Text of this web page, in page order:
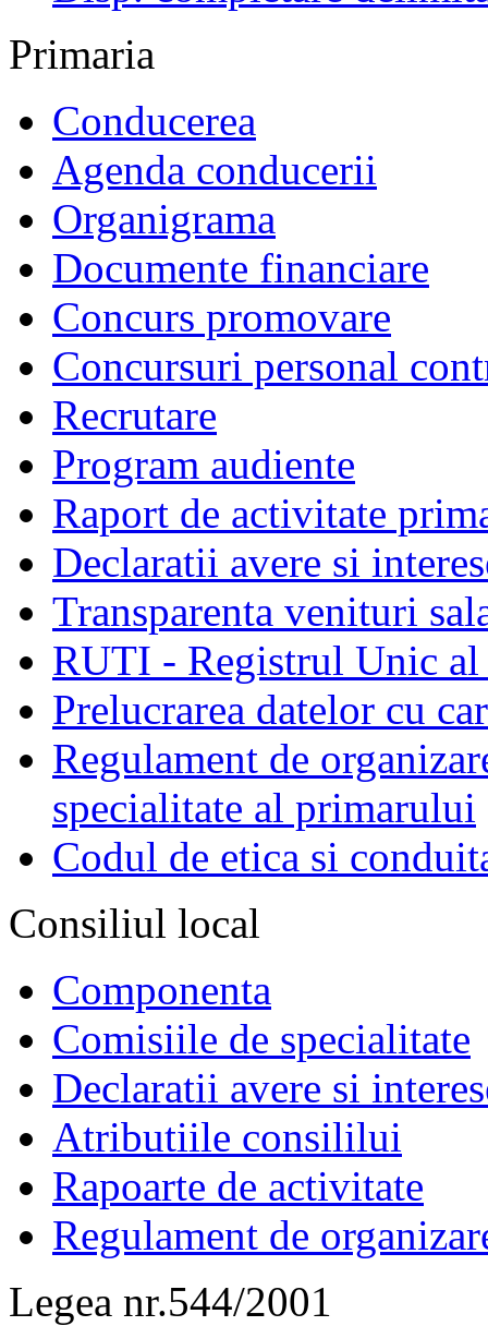
Primaria
Conducerea
Agenda conducerii
Organigrama
Documente financiare
Concurs promovare
Concursuri personal
Recrutare
Program audiente
Raport de activitate
Declaratii avere si
Transparenta venituri
RUTI - Registrul Unic al
Prelucrarea datelor cu
Regulament de
specialitate al primarului
Codul de etica si
Consiliul local
Componenta
Comisiile de specialitate
Declaratii avere si
Atributiile consililui
Rapoarte de activitate
Regulament de
Legea nr.544/2001